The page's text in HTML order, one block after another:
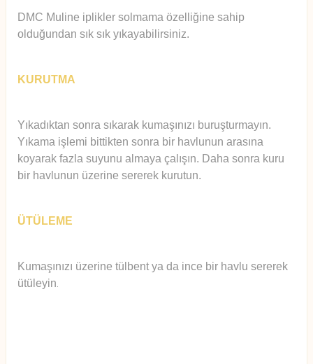
DMC Muline iplikler solmama özelliğine sahip
olduğundan sık sık yıkayabilirsiniz.
KURUTMA
Yıkadıktan sonra sıkarak kumaşınızı buruşturmayın.
Yıkama işlemi bittikten sonra bir havlunun arasına
koyarak fazla suyunu almaya çalışın. Daha sonra kuru
bir havlunun üzerine sererek kurutun.
ÜTÜLEME
Kumaşınızı üzerine tülbent ya da ince bir havlu sererek
ütüleyin.